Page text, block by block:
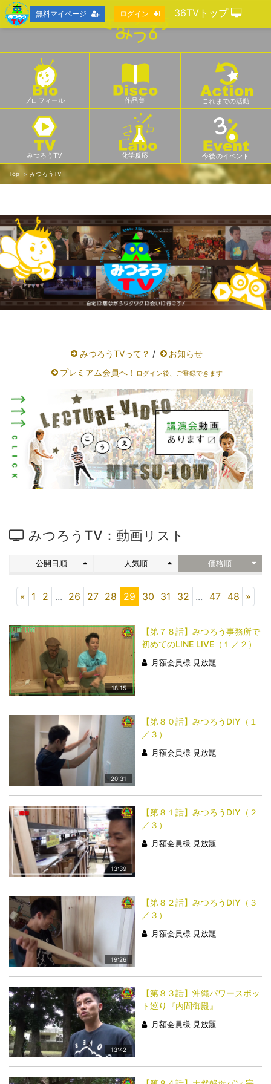
プロフィール 作品集 これまでの活動
みつろうTV 化学反応 今後のイベント
Top みつろうTV
みつろうTVって？ /
お知らせ
プレミアム会員へ！ ログイン後、ご登録できます
みつろうTV：動画リスト
公開日順 人気順 価格順
« 1 2 ... 26 27 28 29 30 31 32 ... 47 48 »
18:15
【第７８話】みつろう事務所で
初めてのLINE LIVE（１／２）
月額会員様 見放題
20:31
【第８０話】みつろうDIY（１
／３）
月額会員様 見放題
13:39
【第８１話】みつろうDIY（２
／３）
月額会員様 見放題
19:26
【第８２話】みつろうDIY（３
／３）
月額会員様 見放題
13:42
【第８３話】沖縄パワースポッ
ト巡り『内間御殿』
月額会員様 見放題
無料マイページ ログイン 36TVトップ